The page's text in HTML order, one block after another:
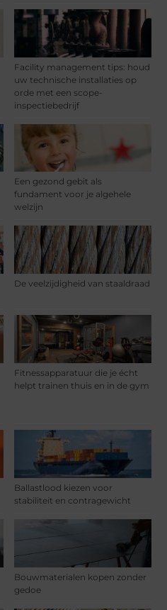
Facility management tips: houd
uw technische installaties op
orde met een scope-
inspectiebedrijf
Een gezond gebit als
fundament voor je algehele
welzijn
De veelzijdigheid van staaldraad
Fitnessapparatuur die je écht
helpt trainen thuis en in de gym
Ballastlood kiezen voor
stabiliteit en contragewicht
Bouwmaterialen kopen zonder
gedoe